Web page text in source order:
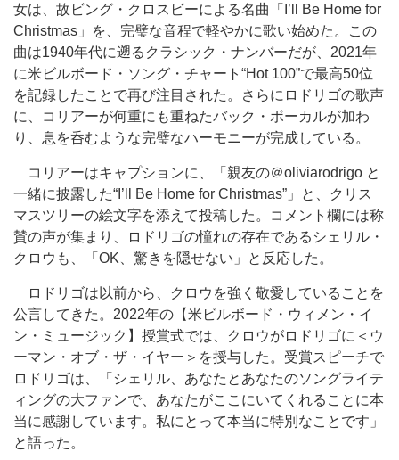
女は、故ビング・クロスビーによる名曲「I’ll Be Home for
Christmas」を、完璧な音程で軽やかに歌い始めた。この
曲は1940年代に遡るクラシック・ナンバーだが、2021年
に米ビルボード・ソング・チャート“Hot 100”で最高50位
を記録したことで再び注目された。さらにロドリゴの歌声
に、コリアーが何重にも重ねたバック・ボーカルが加わ
り、息を呑むような完璧なハーモニーが完成している。
コリアーはキャプションに、「親友の＠oliviarodrigo と
一緒に披露した“I’ll Be Home for Christmas”」と、クリス
マスツリーの絵文字を添えて投稿した。コメント欄には称
賛の声が集まり、ロドリゴの憧れの存在であるシェリル・
クロウも、「OK、驚きを隠せない」と反応した。
ロドリゴは以前から、クロウを強く敬愛していることを
公言してきた。2022年の【米ビルボード・ウィメン・イ
ン・ミュージック】授賞式では、クロウがロドリゴに＜ウ
ーマン・オブ・ザ・イヤー＞を授与した。受賞スピーチで
ロドリゴは、「シェリル、あなたとあなたのソングライテ
ィングの大ファンで、あなたがここにいてくれることに本
当に感謝しています。私にとって本当に特別なことです」
と語った。